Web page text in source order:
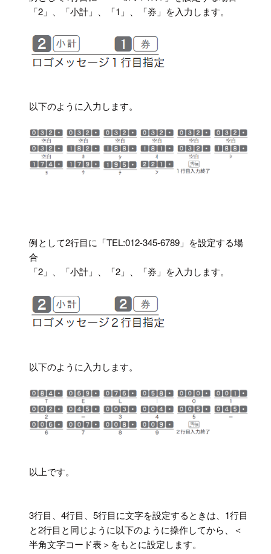
「2」、「小計」、「1」、「券」を入力します。
以下のように入力します。
例として2行目に「TEL:012-345-6789」を設定する場
合
「2」、「小計」、「2」、「券」を入力します。
以下のように入力します。
以上です。
3行目、4行目、5行目に文字を設定するときは、1行目
と2行目と同じように以下のように操作してから、＜
半角文字コード表＞をもとに設定します。